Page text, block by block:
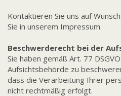
Kontaktieren Sie uns auf
Sie in unserem Impressum.
Beschwerderecht bei der
Sie haben gemäß Art. 77
Aufsichtsbehörde zu
dass die Verarbeitung Ihrer
nicht rechtmäßig erfolgt.